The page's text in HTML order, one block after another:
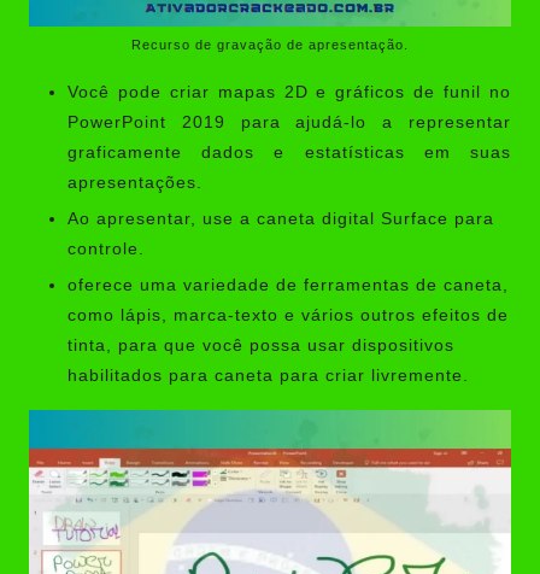
Recurso de gravação de apresentação.
Você pode criar mapas 2D e gráficos de funil no
PowerPoint 2019 para ajudá-lo a representar
graficamente dados e estatísticas em suas
apresentações.
Ao apresentar, use a caneta digital Surface para
controle.
oferece uma variedade de ferramentas de caneta,
como lápis, marca-texto e vários outros efeitos de
tinta, para que você possa usar dispositivos
habilitados para caneta para criar livremente.